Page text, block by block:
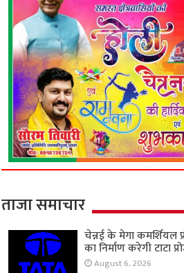
ताजा समाचार
चेन्नई के मेगा कमर्शियल
का निर्माण करेगी टाटा
August 6, 2026